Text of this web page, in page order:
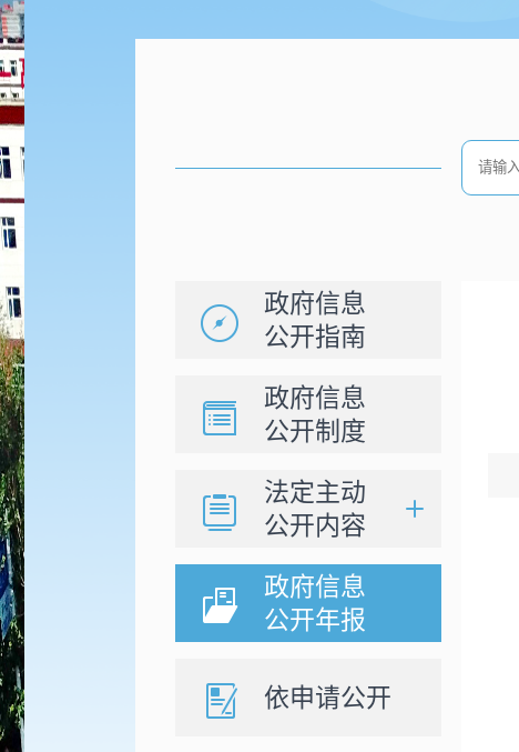
政府信息
公开指南
政府信息
公开制度
法定主动
公开内容
政府信息
公开年报
依申请公开